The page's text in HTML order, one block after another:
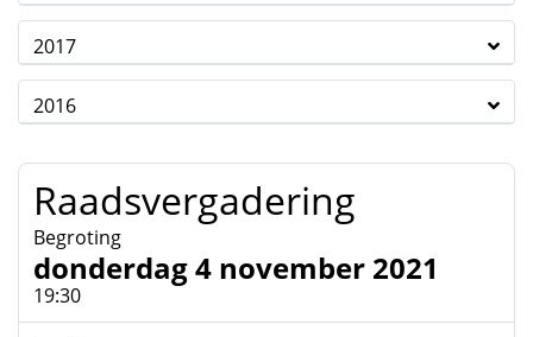
2017
2016
Raadsvergadering
Begroting
donderdag 4 november 2021
19:30